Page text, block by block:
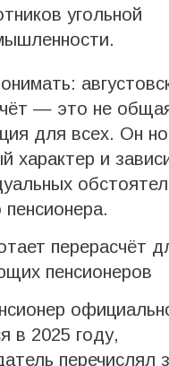
угольной
— это не
для всех. Он
характер и
пенсионера.
перерасчёт
пенсионеров
в 2025 году,
перечислял